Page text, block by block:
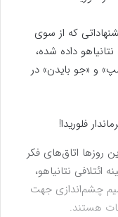
که از سوی
داده شده،
و «جو بایدن» در
روزها اتاق‌های فکر
نتانیاهو،
چشم‌اندازی جهت
هستند.